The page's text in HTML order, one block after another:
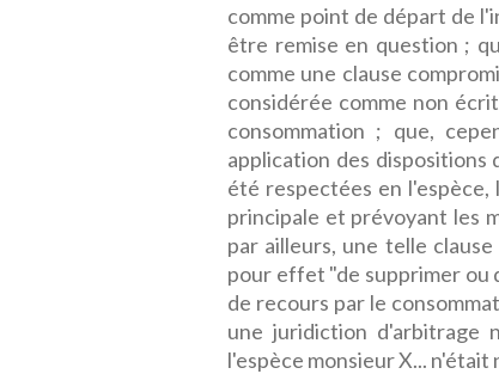
comme point de départ de
être remise en question ;
comme une clause
considérée comme non
consommation ; que,
application des
été respectées en
principale et prévoyant les
par ailleurs, une telle
pour effet "de supprimer ou
de recours par le
une juridiction d'arbitrage
l'espèce monsieur X...